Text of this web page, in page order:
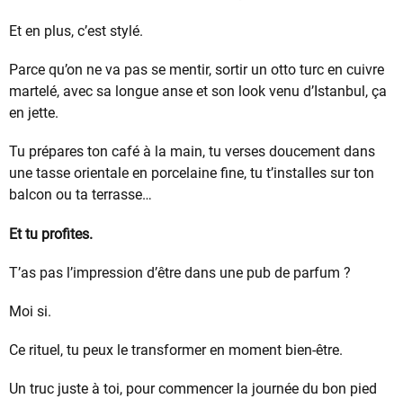
Et en plus, c’est stylé.
Parce qu’on ne va pas se mentir, sortir un otto turc en cuivre
martelé, avec sa longue anse et son look venu d’Istanbul, ça
en jette.
Tu prépares ton café à la main, tu verses doucement dans
une tasse orientale en porcelaine fine, tu t’installes sur ton
balcon ou ta terrasse…
Et tu profites.
T’as pas l’impression d’être dans une pub de parfum ?
Moi si.
Ce rituel, tu peux le transformer en moment bien-être.
Un truc juste à toi, pour commencer la journée du bon pied